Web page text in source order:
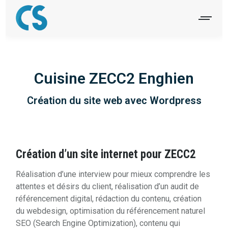
Cuisine ZECC2 Enghien
Création du site web avec Wordpress
Création d’un site internet pour ZECC2
Réalisation d’une interview pour mieux comprendre les
attentes et désirs du client, réalisation d’un audit de
référencement digital, rédaction du contenu, création
du webdesign, optimisation du référencement naturel
SEO (Search Engine Optimization), contenu qui